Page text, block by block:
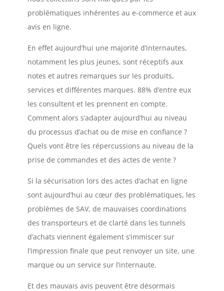
problématiques inhérentes au e-commerce et aux
avis en ligne.
En effet aujourd’hui une majorité d’internautes,
notamment les plus jeunes, sont réceptifs aux
notes et autres remarques sur les produits,
services et différentes marques. 88% d’entre eux
les consultent et les prennent en compte.
Comment alors s’adapter aujourd’hui au niveau
du processus d’achat ou de mise en confiance ?
Quels vont être les répercussions au niveau de la
prise de commandes et des actes de vente ?
Si la sécurisation lors des actes d’achat en ligne
sont aujourd’hui au cœur des problématiques, les
problèmes de SAV, de mauvaises coordinations
des transporteurs et de clarté dans les tunnels
d’achats viennent également s’immiscer sur
l’impression finale que peut renvoyer un site, une
marque ou un service sur l’internaute.
Et des mauvais avis peuvent être désormais